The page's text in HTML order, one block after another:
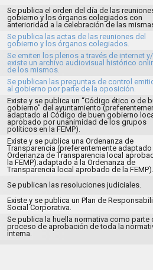
Se publica el orden del día de las
gobierno y los órganos colegiados con
anterioridad a la celebración de las
Se publica las actas de las reuniones del
gobierno y los órganos colegiados.
Se emiten los plenos a través de internet
existe un archivo audiovisual histórico
de los mismos.
Se publican las preguntas de control
al gobierno por parte de la oposición.
Existe y se publica un “Código ético o de
gobierno" del ayuntamiento
adaptado al Código de buen gobierno
aprobado por unanimidad de los grupos
políticos en la FEMP).
Existe y se publica una Ordenanza de
Transparencia (preferentemente adaptado
Ordenanza de Transparencia local
la FEMP).adaptado a la Ordenanza de
Transparencia local aprobado de la FEMP).
Se publican las resoluciones judiciales.
Existe y se publica un Plan de
Social Corporativa.
Se publica la huella normativa como parte
proceso de aprobación de toda la
interna.